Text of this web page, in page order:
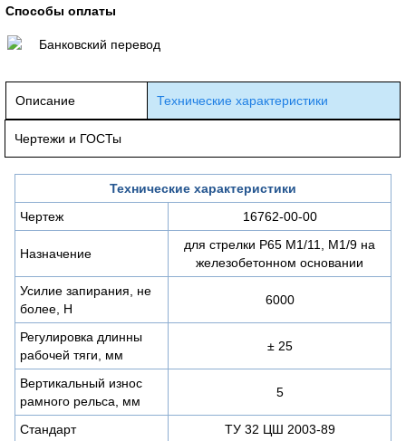
Способы оплаты
Банковский перевод
Описание Технические характеристики
Чертежи и ГОСТы
Технические характеристики
Чертеж
16762-00-00
Назначение
для стрелки Р65 М1/11, М1/9 на
железобетонном основании
Усилие запирания, не
более, Н
6000
Регулировка длинны
рабочей тяги, мм
± 25
Вертикальный износ
рамного рельса, мм
5
Стандарт
ТУ 32 ЦШ 2003-89